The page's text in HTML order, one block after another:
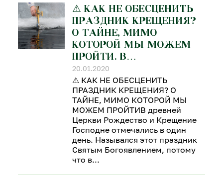
⚠ КАК НЕ ОБЕСЦЕНИТЬ
ПРАЗДНИК КРЕЩЕНИЯ?
О ТАЙНЕ, МИМО
КОТОРОЙ МЫ МОЖЕМ
ПРОЙТИ. В…
20.01.2020
⚠ КАК НЕ ОБЕСЦЕНИТЬ
ПРАЗДНИК КРЕЩЕНИЯ? О
ТАЙНЕ, МИМО КОТОРОЙ МЫ
МОЖЕМ ПРОЙТИВ древней
Церкви Рождество и Крещение
Господне отмечались в один
день. Назывался этот праздник
Святым Богоявлением, потому
что в